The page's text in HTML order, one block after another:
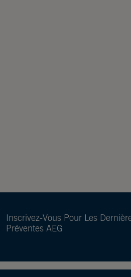
Inscrivez-Vous Pour Les
Préventes AEG